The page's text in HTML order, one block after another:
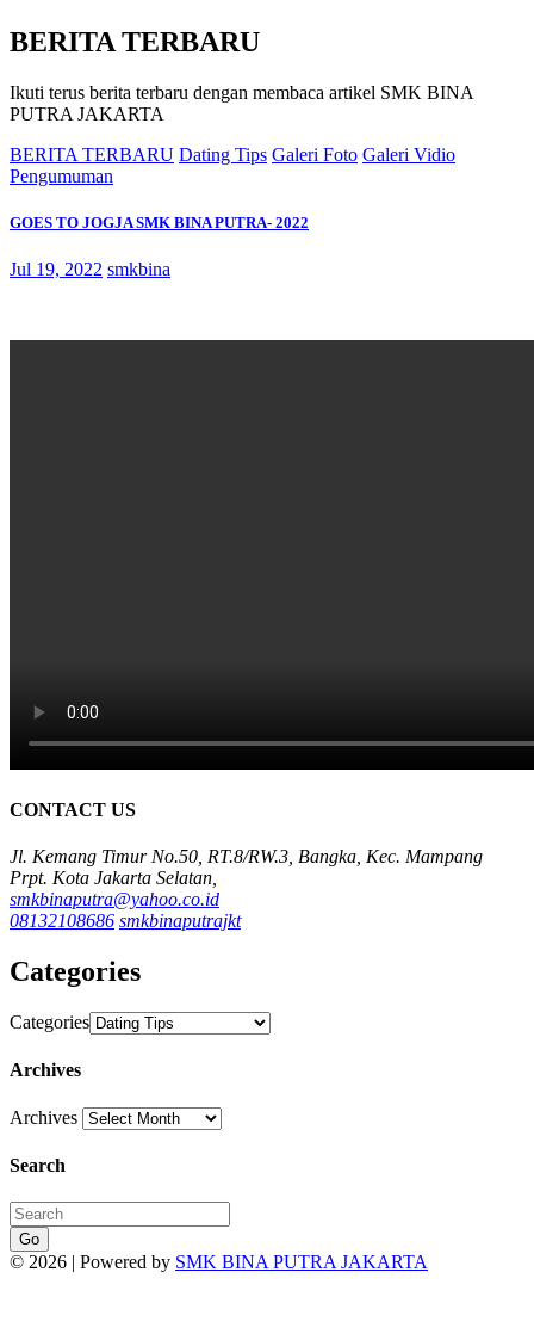
BERITA TERBARU
Ikuti terus berita terbaru dengan membaca artikel SMK BINA
PUTRA JAKARTA
BERITA TERBARU Dating Tips Galeri Foto Galeri Vidio
Pengumuman
GOES TO JOGJA SMK BINA PUTRA- 2022
Jul 19, 2022 smkbina
CONTACT US
Jl. Kemang Timur No.50, RT.8/RW.3, Bangka, Kec. Mampang
Prpt. Kota Jakarta Selatan,
smkbinaputra@yahoo.co.id
08132108686 smkbinaputrajkt
Categories
Categories
Archives
Archives
Search
Go
© 2026 | Powered by SMK BINA PUTRA JAKARTA